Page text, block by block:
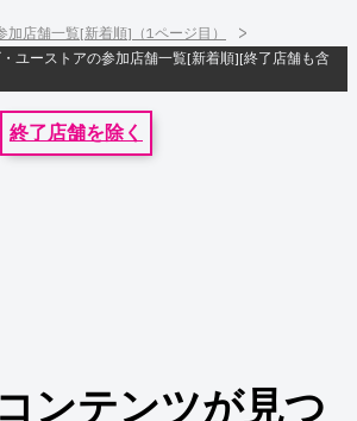
加店舗一覧[新着順]（1ページ目） >
ユーストアの参加店舗一覧[新着順][終了店舗も含
終了店舗を除く
ンテンツが見つ